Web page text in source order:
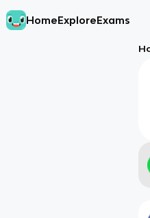
HomeExploreExams